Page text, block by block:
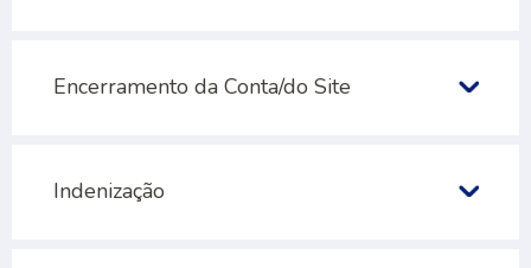
Encerramento da Conta/do Site
Indenização